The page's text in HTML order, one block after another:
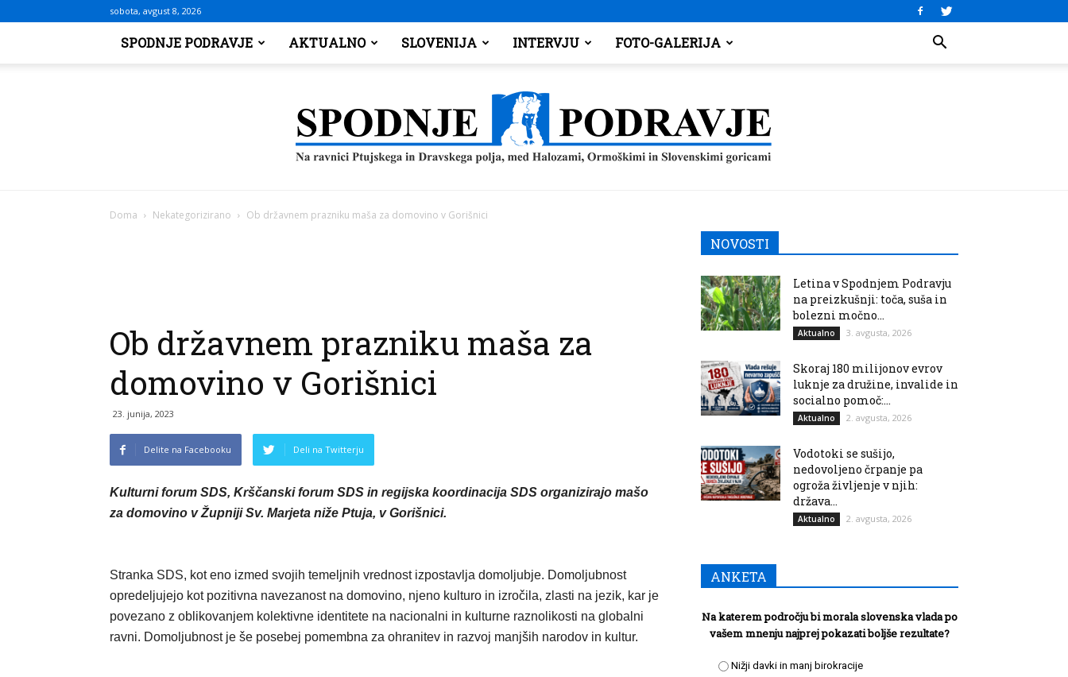
sobota, avgust 8, 2026
SPODNJE PODRAVJE AKTUALNO SLOVENIJA INTERVJU FOTO-GALERIJA
Podravje
Doma Nekategorizirano Ob državnem prazniku maša za domovino v Gorišnici
Ob državnem prazniku maša za
domovino v Gorišnici
23. junija, 2023
Delite na Facebooku Deli na Twitterju
Kulturni forum SDS, Krščanski forum SDS in regijska koordinacija SDS organizirajo mašo
za domovino v Župniji Sv. Marjeta niže Ptuja, v Gorišnici.
Stranka SDS, kot eno izmed svojih temeljnih vrednost izpostavlja domoljubje. Domoljubnost
opredeljujejo kot pozitivna navezanost na domovino, njeno kulturo in izročila, zlasti na jezik, kar je
povezano z oblikovanjem kolektivne identitete na nacionalni in kulturne raznolikosti na globalni
ravni. Domoljubnost je še posebej pomembna za ohranitev in razvoj manjših narodov in kultur.
NOVOSTI
Letina v Spodnjem Podravju
na preizkušnji: toča, suša in
bolezni močno...
Aktualno 3. avgusta, 2026
Skoraj 180 milijonov evrov
luknje za družine, invalide in
socialno pomoč:...
Aktualno 2. avgusta, 2026
Vodotoki se sušijo,
nedovoljeno črpanje pa
ogroža življenje v njih:
država...
Aktualno 2. avgusta, 2026
ANKETA
Na katerem področju bi morala slovenska vlada po
vašem mnenju najprej pokazati boljše rezultate?
Nižji davki in manj birokracije